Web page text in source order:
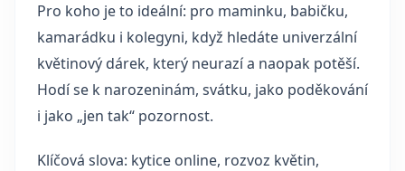
Pro koho je to ideální: pro maminku, babičku,
kamarádku i kolegyni, když hledáte univerzální
květinový dárek, který neurazí a naopak potěší.
Hodí se k narozeninám, svátku, jako poděkování
i jako „jen tak“ pozornost.
Klíčová slova: kytice online, rozvoz květin,